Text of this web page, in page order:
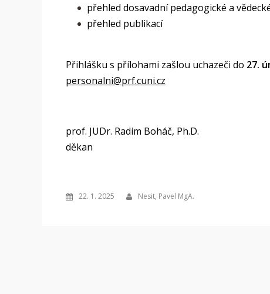
přehled dosavadní pedagogické a
přehled publikací
Přihlášku s přílohami zašlou uchazeči do 27.
personalni@prf.cuni.cz
prof. JUDr. Radim Boháč, Ph.D.
děkan
22. 1. 2025 Nesit, Pavel MgA.